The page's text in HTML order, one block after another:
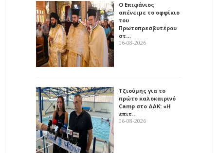
Ο Επιφάνιος
απένειμε το οφφίκιο
του
Πρωτοπρεσβυτέρου
στ…
06-08-2026
Τζιούμης για το
πρώτο καλοκαιρινό
Camp στο ΔΑΚ: «Η
επιτ…
06-08-2026